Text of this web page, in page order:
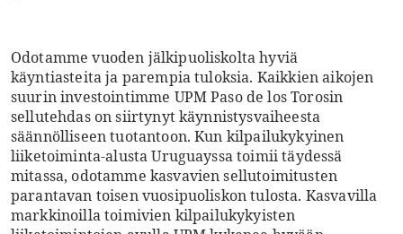
Odotamme vuoden jälkipuoliskolta hyviä
käyntiasteita ja parempia tuloksia. Kaikkien aikojen
suurin investointimme UPM Paso de los Torosin
sellutehdas on siirtynyt käynnistysvaiheesta
säännölliseen tuotantoon. Kun kilpailukykyinen
liiketoiminta-alusta Uruguayssa toimii täydessä
mitassa, odotamme kasvavien sellutoimitusten
parantavan toisen vuosipuoliskon tulosta. Kasvavilla
markkinoilla toimivien kilpailukykyisten